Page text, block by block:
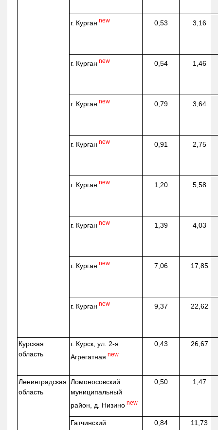
г. Курган new 0,53 3,16
г. Курган new 0,54 1,46
г. Курган new 0,79 3,64
г. Курган new 0,91 2,75
г. Курган new 1,20 5,58
г. Курган new 1,39 4,03
г. Курган new 7,06 17,85
г. Курган new 9,37 22,62
Курская
область
г. Курск, ул. 2-я
Агрегатная new
0,43 26,67
Ленинградская
область
Ломоносовский
муниципальный
район, д. Низино new
0,50 1,47
Гатчинский
0,84 11,73